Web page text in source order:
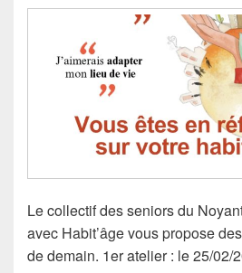
Le collectif des seniors du
avec Habit’âge vous propose
de demain. 1er atelier : le 25/02/